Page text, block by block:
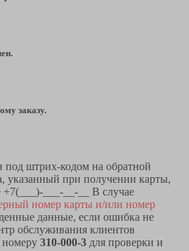
заказу.
штрих-кодом на обратной
указанный при получении карты,
+7(___)-___-__-__ В случае
номер карты и/или номер
данные, если ошибка не
обслуживания клиентов
310-000-3 для проверки и